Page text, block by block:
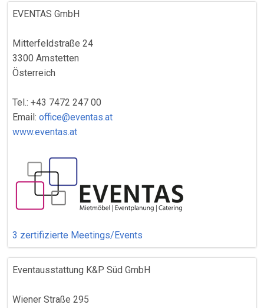
EVENTAS GmbH
Mitterfeldstraße 24
3300 Amstetten
Österreich
Tel.: +43 7472 247 00
Email: office@eventas.at
www.eventas.at
3 zertifizierte Meetings/Events
Eventausstattung K&P Süd GmbH
Wiener Straße 295